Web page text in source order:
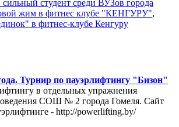
студент среди ВУЗов города
жим в фитнес клубе "КЕНГУРУ",
в фитнес-клубе Кенгуру
Турнир по пауэрлифтингу "Бизон"
в отдельных упражнения
СОШ № 2 города Гомеля. Сайт
- http://powerlifting.by/